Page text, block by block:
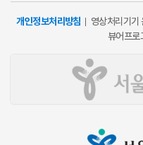
개인정보처리방침 영상처리기기
뷰어프로